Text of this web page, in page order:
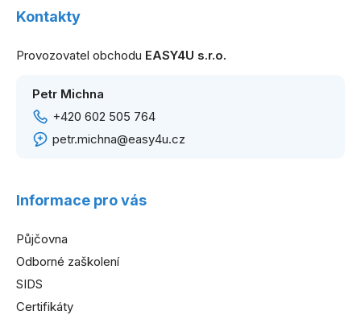
Kontakty
Provozovatel obchodu EASY4U s.r.o.
Petr Michna
+420 602 505 764
petr.michna@easy4u.cz
Informace pro vás
Půjčovna
Odborné zaškolení
SIDS
Certifikáty